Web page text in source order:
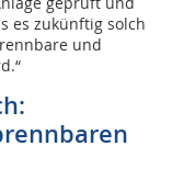
es zukünftig solch
und